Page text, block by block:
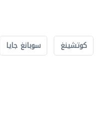
كوتشينغ سوبانغ جايا